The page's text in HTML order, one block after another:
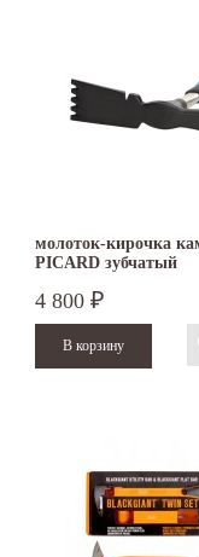
молоток-кирочка
PICARD зубчатый
4 800 ₽